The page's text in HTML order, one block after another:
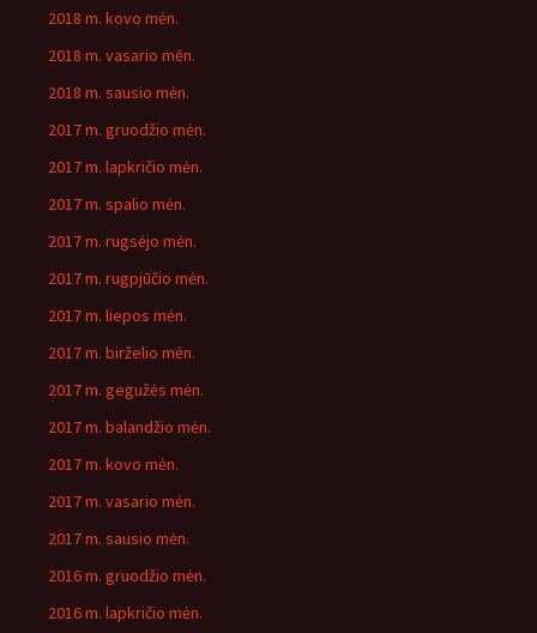
2018 m. kovo mėn.
2018 m. vasario mėn.
2018 m. sausio mėn.
2017 m. gruodžio mėn.
2017 m. lapkričio mėn.
2017 m. spalio mėn.
2017 m. rugsėjo mėn.
2017 m. rugpjūčio mėn.
2017 m. liepos mėn.
2017 m. birželio mėn.
2017 m. gegužės mėn.
2017 m. balandžio mėn.
2017 m. kovo mėn.
2017 m. vasario mėn.
2017 m. sausio mėn.
2016 m. gruodžio mėn.
2016 m. lapkričio mėn.